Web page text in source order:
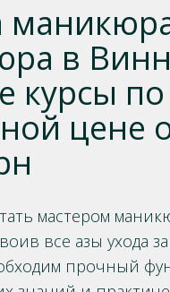
в
курсы по
цене
мастером
все азы ухода
прочный